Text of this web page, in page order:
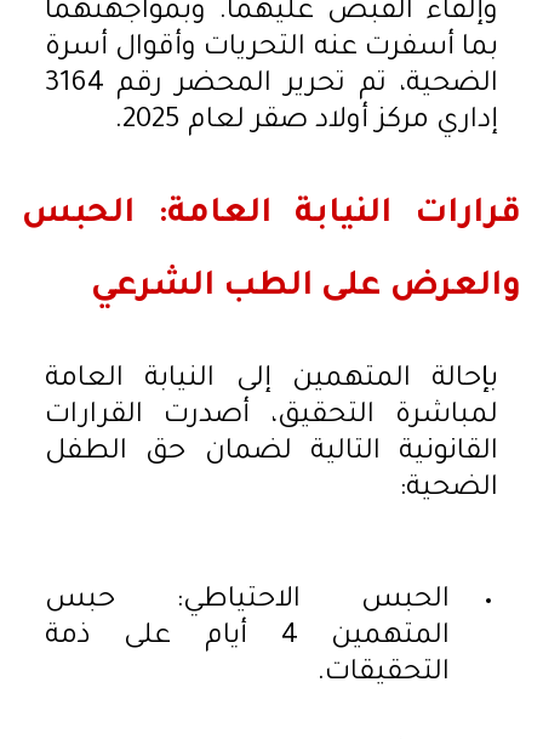
وإلقاء القبض عليهما. وبمواجهتهما
بما أسفرت عنه التحريات وأقوال أسرة
الضحية، تم تحرير المحضر رقم 3164
إداري مركز أولاد صقر لعام 2025.
قرارات النيابة العامة: الحبس
والعرض على الطب الشرعي
بإحالة المتهمين إلى النيابة العامة
لمباشرة التحقيق، أصدرت القرارات
القانونية التالية لضمان حق الطفل
الضحية:
الحبس الاحتياطي: حبس
المتهمين 4 أيام على ذمة
التحقيقات.